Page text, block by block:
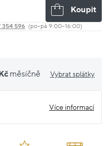
Koupit
354 596 (po–pá 9:00–16:00)
měsíčně Vybrat splátky
Více informací